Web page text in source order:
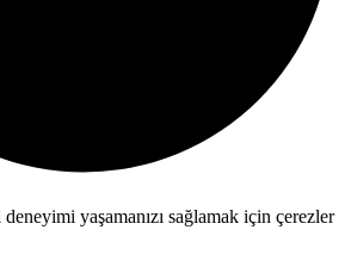
yaşamanızı sağlamak için çerezler